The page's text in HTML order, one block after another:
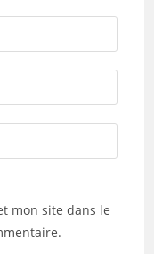
mon site dans le